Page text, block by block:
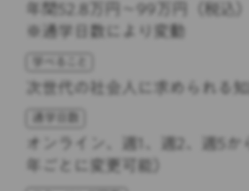
年間52.8万円～99万円（税込）
※通学日数により変動
次世代の社会人に求められる
オンライン、週1、週2、週5か
年ごとに変更可能）